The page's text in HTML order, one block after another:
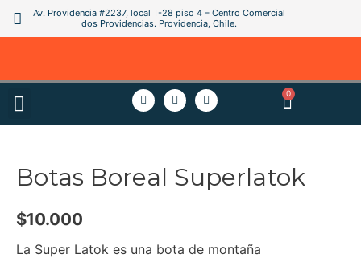
Av. Providencia #2237, local T-28 piso 4 – Centro Comercial
dos Providencias. Providencia, Chile.
0
Botas Boreal Superlatok
$10.000
La Super Latok es una bota de montaña